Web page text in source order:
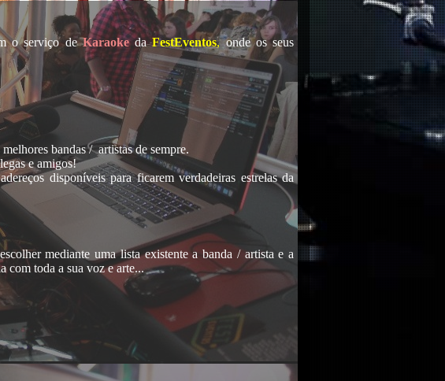
o serviço de Karaoke da FestEventos,onde os seus
bandas / artistas de sempre.
e amigos!
disponíveis para ficarem verdadeiras estrelas da
mediante uma lista existente a banda / artista e a
com toda a sua voz e arte...